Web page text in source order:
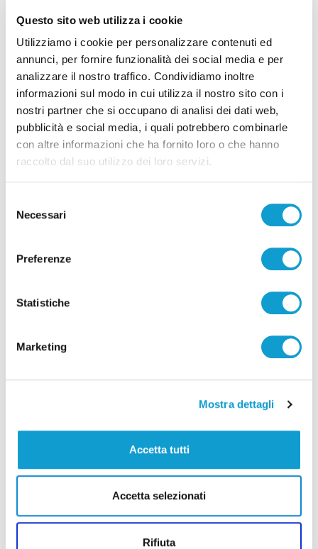
Questo sito web utilizza i cookie
Utilizziamo i cookie per personalizzare contenuti ed
annunci, per fornire funzionalità dei social media e per
analizzare il nostro traffico. Condividiamo inoltre
informazioni sul modo in cui utilizza il nostro sito con i
nostri partner che si occupano di analisi dei dati web,
pubblicità e social media, i quali potrebbero combinarle
con altre informazioni che ha fornito loro o che hanno
raccolto dal suo utilizzo dei loro servizi.
delNecessari
Preferenze
Statistiche
Marketing
Mostra dettagli
Accetta tutti
Accetta selezionati
Rifiuta
Correlati
Ritrovati in Nepal i corpi di 5 alpinisti morti,